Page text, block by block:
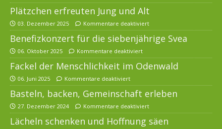
Plätzchen erfreuten Jung und Alt
03. Dezember 2025 Kommentare deaktiviert
Benefizkonzert für die siebenjährige Svea
06. Oktober 2025 Kommentare deaktiviert
Fackel der Menschlichkeit im Odenwald
06. Juni 2025 Kommentare deaktiviert
Basteln, backen, Gemeinschaft erleben
27. Dezember 2024 Kommentare deaktiviert
Lächeln schenken und Hoffnung säen